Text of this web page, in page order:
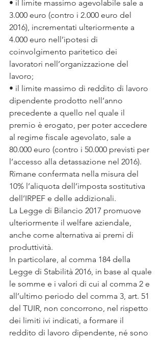
• il limite massimo agevolabile sale a
3.000 euro (contro i 2.000 euro del
2016), incrementati ulteriormente a
4.000 euro nell’ipotesi di
coinvolgimento paritetico dei
lavoratori nell’organizzazione del
lavoro;
• il limite massimo di reddito di lavoro
dipendente prodotto nell’anno
precedente a quello nel quale il
premio è erogato, per poter accedere
al regime fiscale agevolato, sale a
80.000 euro (contro i 50.000 previsti per
l’accesso alla detassazione nel 2016).
Rimane confermata nella misura del
10% l’aliquota dell’imposta sostitutiva
dell’IRPEF e delle addizionali.
La Legge di Bilancio 2017 promuove
ulteriormente il welfare aziendale,
anche come alternativa ai premi di
produttività.
In particolare, al comma 184 della
Legge di Stabilità 2016, in base al quale
le somme e i valori di cui al comma 2 e
all’ultimo periodo del comma 3, art. 51
del TUIR, non concorrono, nel rispetto
dei limiti ivi indicati, a formare il
reddito di lavoro dipendente, né sono